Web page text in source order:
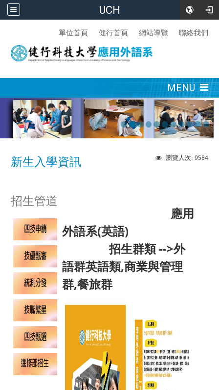
UCH
單位首頁 健行首頁 網站導覽 聯絡我們
MENU
瀏覽人次: 9584
新生入學資訊
招生管道
應用
外語系(英語)
招生群類 -->外
語群英語類,商業與管理
群,餐旅群